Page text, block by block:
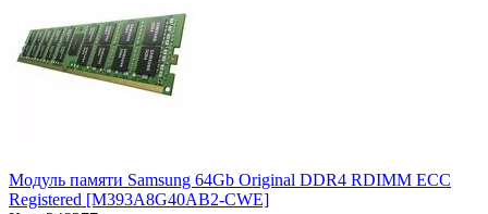
Модуль памяти Samsung 64Gb Original DDR4 RDIMM ECC
Registered [M393A8G40AB2-CWE]